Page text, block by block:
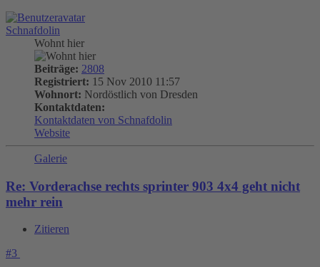
Schnafdolin
Wohnt hier
Beiträge: 2808
Registriert: 15 Nov 2010 11:57
Wohnort: Nordöstlich von Dresden
Kontaktdaten:
Kontaktdaten von Schnafdolin
Website
Galerie
Re: Vorderachse rechts sprinter 903 4x4 geht nicht
mehr rein
Zitieren
#3